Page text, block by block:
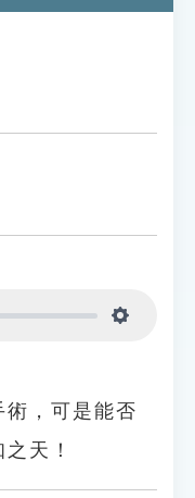
術，可是能否
天！